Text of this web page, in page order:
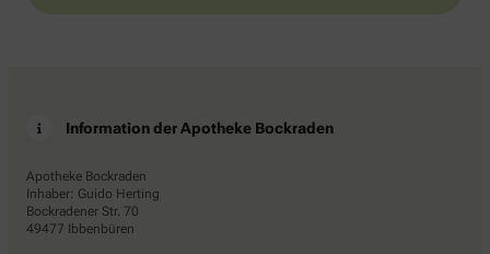
Information der Apotheke Bockraden
Apotheke Bockraden
Inhaber: Guido Herting
Bockradener Str. 70
49477 Ibbenbüren